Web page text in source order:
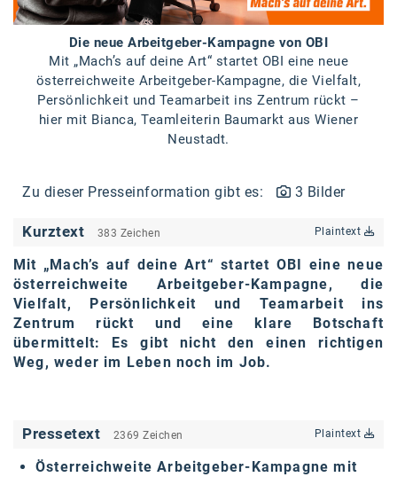
Calle Libre
DDB Wien
Enkeltaugliches Österreich
Gillette
GrECo
GYNIAL
Helvetia Österreich
Interzero
karriere.at
Ketchum GmbH
Kostenwahrheit
Kyndryl
Die neue Arbeitgeber-Kampagne von OBI
Mit „Mach’s auf deine Art“ startet OBI eine neue
österreichweite Arbeitgeber-Kampagne, die Vielfalt,
Persönlichkeit und Teamarbeit ins Zentrum rückt –
hier mit Bianca, Teamleiterin Baumarkt aus Wiener
Neustadt.
Zu dieser Presseinformation gibt es: 3 Bilder
Kurztext 383 Zeichen Plaintext
Mit „Mach’s auf deine Art“ startet OBI eine neue
österreichweite Arbeitgeber-Kampagne, die
Vielfalt, Persönlichkeit und Teamarbeit ins
Zentrum rückt und eine klare Botschaft
übermittelt: Es gibt nicht den einen richtigen
Weg, weder im Leben noch im Job.
Pressetext 2369 Zeichen Plaintext
Österreichweite Arbeitgeber-Kampagne mit